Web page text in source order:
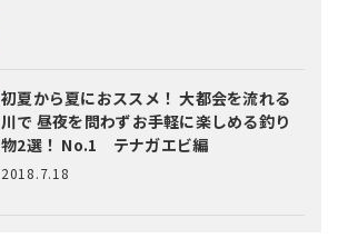
初夏から夏におススメ！ 大都会を流れる
川で 昼夜を問わずお手軽に楽しめる釣り
物2選！ No.1 テナガエビ編
2018.7.18